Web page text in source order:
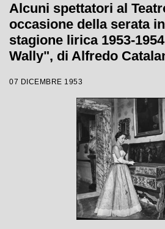
Alcuni spettatori al
occasione della serata
stagione lirica 1953-
Wally", di Alfredo
Tatiana Pavlova
07 DICEMBRE 1953